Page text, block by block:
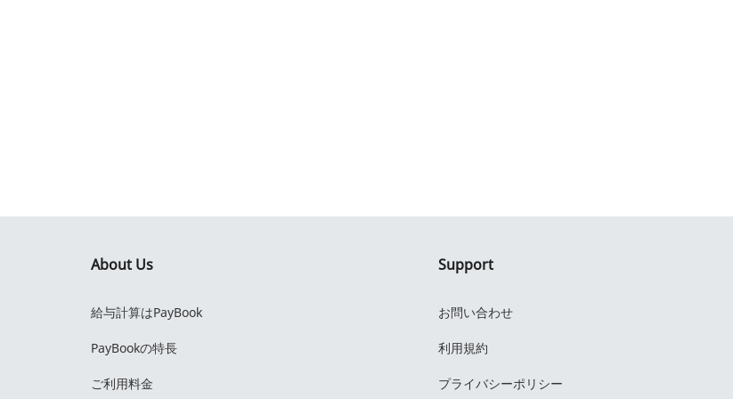
About Us
給与計算はPayBook
PayBookの特長
ご利用料金
Support
お問い合わせ
利用規約
プライバシーポリシー